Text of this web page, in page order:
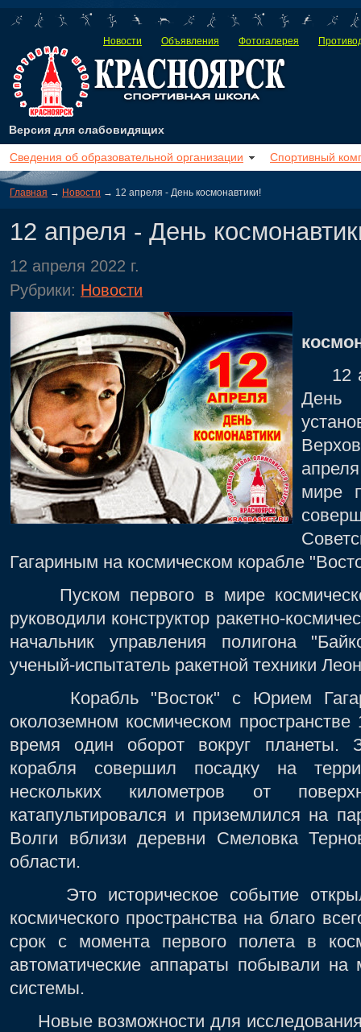
Новости Объявления Фотогалерея
Версия для слабовидящих
Сведения об образовательной организации Спортивный
Главная → Новости → 12 апреля - День космонавтики!
12 апреля - День
12 апреля 2022 г.
Рубрики: Новости
12
мире
Гагариным на космическом корабле
Пуском первого в мире
руководили конструктор ракетно-
начальник управления полигона
ученый-испытатель ракетной техники
Корабль "Восток" с Юрием
околоземном космическом
время один оборот вокруг планеты.
корабля совершил посадку на
нескольких километров от
катапультировался и приземлился на
Волги вблизи деревни Смеловка
области.
Это историческое событие
космического пространства на благо
срок с момента первого полета в
автоматические аппараты побывали на
системы.
Новые возможности для исследования